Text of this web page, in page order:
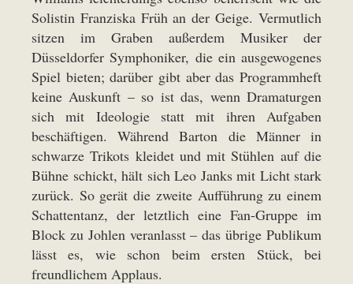
Solistin Franziska Früh an der Geige. Vermutlich
sitzen im Graben außerdem Musiker der
Düsseldorfer Symphoniker, die ein ausgewogenes
Spiel bieten; darüber gibt aber das Programmheft
keine Auskunft – so ist das, wenn Dramaturgen
sich mit Ideologie statt mit ihren Aufgaben
beschäftigen. Während Barton die Männer in
schwarze Trikots kleidet und mit Stühlen auf die
Bühne schickt, hält sich Leo Janks mit Licht stark
zurück. So gerät die zweite Aufführung zu einem
Schattentanz, der letztlich eine Fan-Gruppe im
Block zu Johlen veranlasst – das übrige Publikum
lässt es, wie schon beim ersten Stück, bei
freundlichem Applaus.